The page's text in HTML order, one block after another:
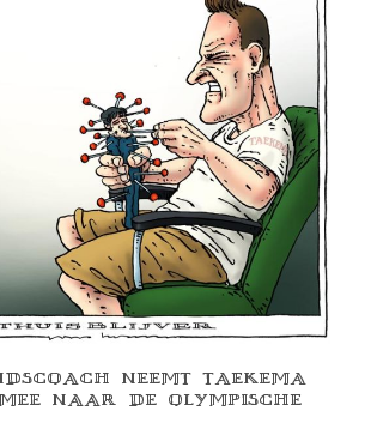
NEEMT TAEKEMA
NAAR DE OLYMPISCHE